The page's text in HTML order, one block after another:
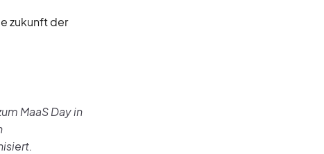
zukunft der
MaaS Day in